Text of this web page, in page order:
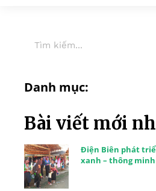
Danh mục:
Bài viết mới
Điện Biên phát
xanh – thông